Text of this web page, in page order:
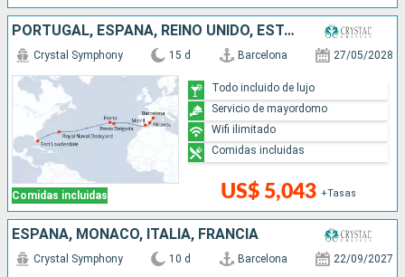
PORTUGAL, ESPAÑA, REINO UNIDO, ESTADOS UNIDOS
Comidas incluidas
Crystal Symphony 15 d Barcelona 27/05/2028
US$ 5,043 +Tasas
Todo incluido de lujo
Servicio de mayordomo
Wifi ilimitado
Comidas incluidas
ESPAÑA, MONACO, ITALIA, FRANCIA
Crystal Symphony 10 d Barcelona 22/09/2027